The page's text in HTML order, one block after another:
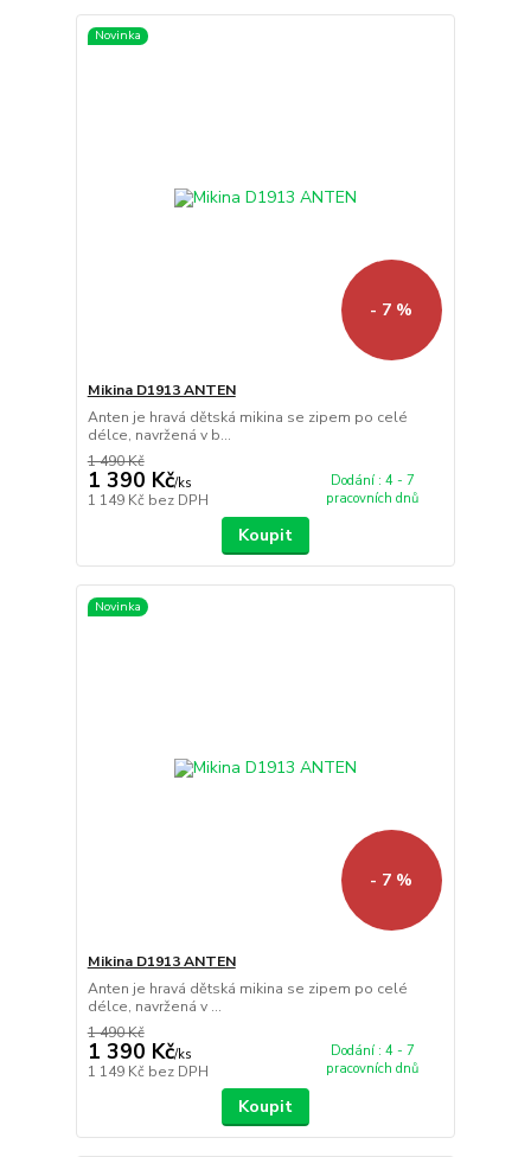
Novinka
- 7 %
Mikina D1913 ANTEN
Anten je hravá dětská mikina se zipem po celé
délce, navržená v b...
1 490 Kč
1 390 Kč/ks
1 149 Kč bez DPH
Dodání : 4 - 7
pracovních dnů
Koupit
Novinka
- 7 %
Mikina D1913 ANTEN
Anten je hravá dětská mikina se zipem po celé
délce, navržená v ...
1 490 Kč
1 390 Kč/ks
1 149 Kč bez DPH
Dodání : 4 - 7
pracovních dnů
Koupit